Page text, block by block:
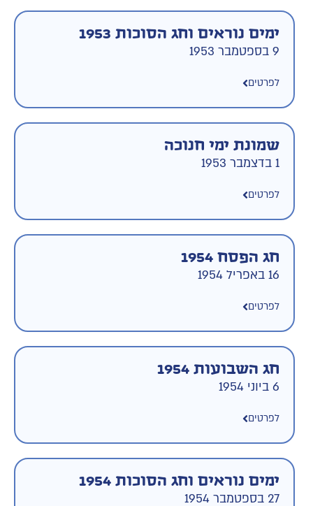
ימים נוראים וחג הסוכות 1953
9 בספטמבר 1953
לפרטים
שמונת ימי חנוכה
1 בדצמבר 1953
לפרטים
חג הפסח 1954
16 באפריל 1954
לפרטים
חג השבועות 1954
6 ביוני 1954
לפרטים
ימים נוראים וחג הסוכות 1954
27 בספטמבר 1954